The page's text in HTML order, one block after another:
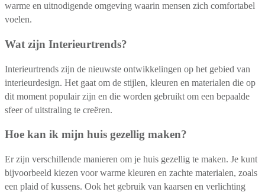
warme en uitnodigende omgeving waarin mensen zich comfortabel
voelen.
Wat zijn Interieurtrends?
Interieurtrends zijn de nieuwste ontwikkelingen op het gebied van
interieurdesign. Het gaat om de stijlen, kleuren en materialen die op
dit moment populair zijn en die worden gebruikt om een bepaalde
sfeer of uitstraling te creëren.
Hoe kan ik mijn huis gezellig maken?
Er zijn verschillende manieren om je huis gezellig te maken. Je kunt
bijvoorbeeld kiezen voor warme kleuren en zachte materialen, zoals
een plaid of kussens. Ook het gebruik van kaarsen en verlichting